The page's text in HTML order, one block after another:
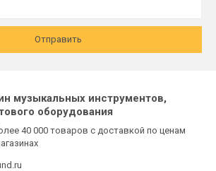
Отправить
музыкальных инструментов,
оборудования
40 000 товаров с доставкой по ценам